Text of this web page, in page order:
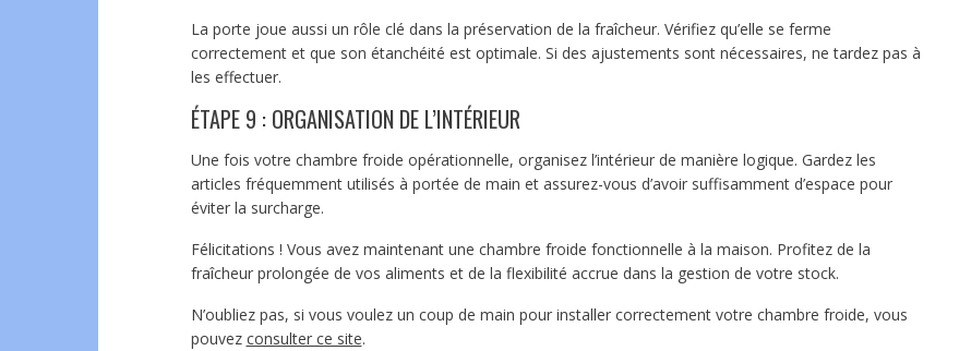
La porte joue aussi un rôle clé dans la préservation de la fraîcheur. Vérifiez qu’elle se ferme
correctement et que son étanchéité est optimale. Si des ajustements sont nécessaires, ne tardez pas à
les effectuer.
ÉTAPE 9 : ORGANISATION DE L’INTÉRIEUR
Une fois votre chambre froide opérationnelle, organisez l’intérieur de manière logique. Gardez les
articles fréquemment utilisés à portée de main et assurez-vous d’avoir suffisamment d’espace pour
éviter la surcharge.
Félicitations ! Vous avez maintenant une chambre froide fonctionnelle à la maison. Profitez de la
fraîcheur prolongée de vos aliments et de la flexibilité accrue dans la gestion de votre stock.
N’oubliez pas, si vous voulez un coup de main pour installer correctement votre chambre froide, vous
pouvez consulter ce site.